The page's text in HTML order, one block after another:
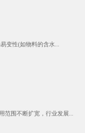
变性(如物料的含水...
范围不断扩宽，行业发展...